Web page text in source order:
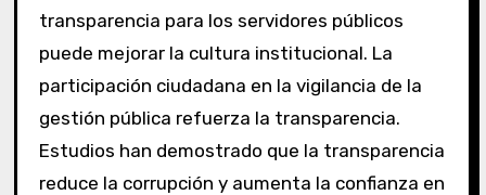
transparencia para los servidores públicos
puede mejorar la cultura institucional. La
participación ciudadana en la vigilancia de la
gestión pública refuerza la transparencia.
Estudios han demostrado que la transparencia
reduce la corrupción y aumenta la confianza en